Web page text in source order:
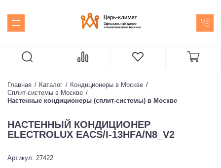
Главная Каталог
Кондиционеры в Москве
Сплит-системы в Москве
Настенные кондиционеры (сплит-системы) в Москве
НАСТЕННЫЙ КОНДИЦИОНЕР
ELECTROLUX EACS/I-13HFA/N8_V2
Артикул: 27422